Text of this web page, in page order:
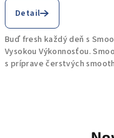
hodnotenie
produktu
je
4,9
z
5
Detail
Buď fresh každý deň s
Vysokou Výkonnosťou.
s príprave čerstvých